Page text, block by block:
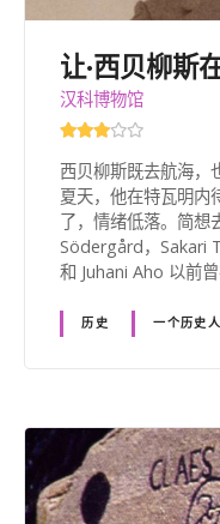
让·西贝柳斯
汉科博物馆
西贝柳斯既去航海，
夏天，他在特瓦明内
了，情绪低落。简想
Södergård，Sakari
和 Juhani Aho 以前曾
历史 一个历史